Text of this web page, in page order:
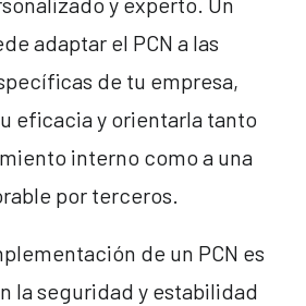
adaptar el PCN a las
de tu empresa,
eficacia y orientarla tanto
interno como a una
por terceros.
de un PCN es
la seguridad y estabilidad